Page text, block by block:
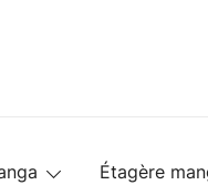
Étagère